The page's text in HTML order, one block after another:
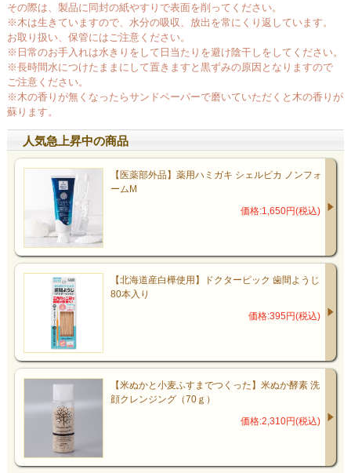
その際は、製品に同封の紙やすりで表面を削ってください。
※木は生きていますので、水分の吸収、放出を常にくり返しています。
お取り扱い、保管にはご注意ください。
※日常のお手入れは水きりをして日当たりを避け陰干しをしてください。
※長時間水につけたままにして置きますと黒ずみの原因となりますので
ご注意ください。
※木の香りが無くなったらサンドペーパーで磨いていただくと木の香りが
蘇ります。
人気急上昇中の商品
【医薬部外品】薬用ハミガキ シェルピカ ノンフォ
ームM
価格:1,650円(税込)
【北海道産白樺使用】ドクターピック 歯間ようじ
80本入り
価格:395円(税込)
【米ぬかと小麦ふすまでつくった】米ぬか酵素 洗
顔クレンジング（70ｇ）
価格:2,310円(税込)